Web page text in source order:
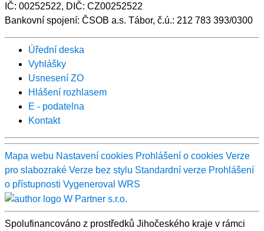
IČ: 00252522, DIČ: CZ00252522
Bankovní spojení: ČSOB a.s. Tábor, č.ú.: 212 783 393/0300
Úřední deska
Vyhlášky
Usnesení ZO
Hlášení rozhlasem
E - podatelna
Kontakt
Mapa webu Nastavení cookies Prohlášení o cookies Verze
pro slabozraké Verze bez stylu Standardní verze Prohlášení
o přístupnosti Vygeneroval WRS
Spolufinancováno z prostředků Jihočeského kraje v rámci